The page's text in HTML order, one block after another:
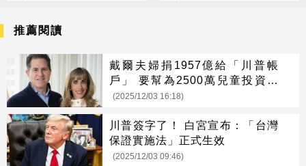
推薦閱讀
戴爾夫婦捐1957億給「川普帳
戶」 要幫為2500萬兒童投資美
股
(2025/12/03 16:18)
川普簽字了！ 白宮宣布：「台灣
保證實施法」正式生效
(2025/12/03 09:46)